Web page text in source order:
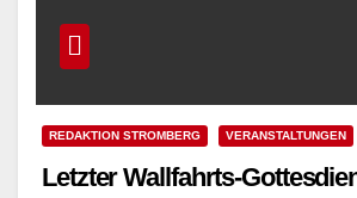
REDAKTION STROMBERG VERANSTALTUNGEN
Letzter Wallfahrts-